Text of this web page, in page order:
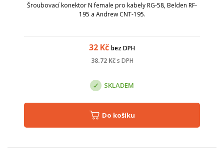
Šroubovací konektor N female pro kabely RG-58, Belden RF-
195 a Andrew CNT-195.
32 Kč bez DPH
38.72Kč s DPH
SKLADEM
Do košíku